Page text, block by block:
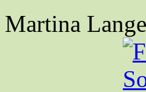
Martina